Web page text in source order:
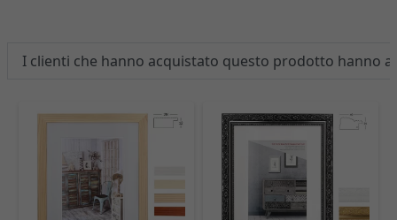
I clienti che hanno acquistato questo prodotto hanno